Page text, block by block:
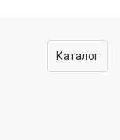
Каталог